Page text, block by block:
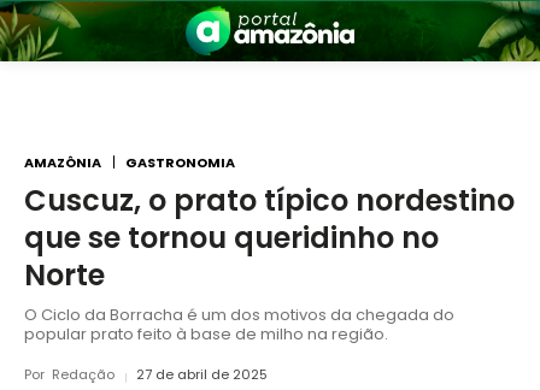
AMAZÔNIA GASTRONOMIA
Cuscuz, o prato típico nordestino
que se tornou queridinho no
Norte
O Ciclo da Borracha é um dos motivos da chegada do
popular prato feito à base de milho na região.
Por Redação 27 de abril de 2025